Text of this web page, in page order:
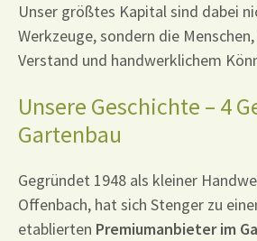
Unser größtes Kapital sind dabei
Werkzeuge, sondern die
Verstand und handwerklichem
Unsere Geschichte – 4
Gartenbau
Gegründet 1948 als kleiner
Offenbach, hat sich Stenger zu
etablierten Premiumanbieter im